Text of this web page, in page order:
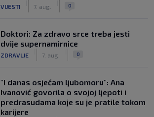
VIJESTI 7. aug. 0
Doktori: Za zdravo srce treba jesti
dvije supernamirnice
ZDRAVLJE 7. aug. 0
"I danas osjećam ljubomoru": Ana
Ivanović govorila o svojoj ljepoti i
predrasudama koje su je pratile tokom
karijere